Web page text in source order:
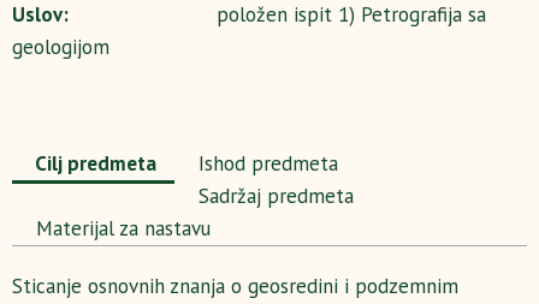
Uslov:
položen ispit 1) Petrografija sa
geologijom
Cilj predmeta
Ishod predmeta
Sadržaj predmeta
Materijal za nastavu
Sticanje osnovnih znanja o geosredini i podzemnim